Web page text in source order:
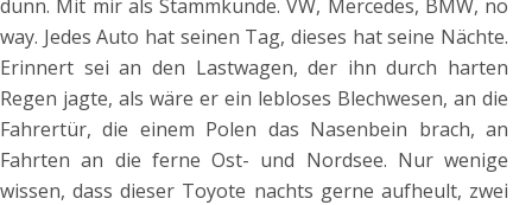
dünn. Mit mir als Stammkunde. VW, Mercedes, BMW, no
way. Jedes Auto hat seinen Tag, dieses hat seine Nächte.
Erinnert sei an den Lastwagen, der ihn durch harten
Regen jagte, als wäre er ein lebloses Blechwesen, an die
Fahrertür, die einem Polen das Nasenbein brach, an
Fahrten an die ferne Ost- und Nordsee. Nur wenige
wissen, dass dieser Toyote nachts gerne aufheult, zwei